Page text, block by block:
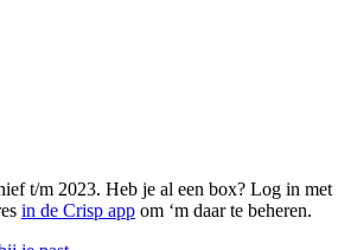
t/m 2023. Heb je al een box? Log in met
in de Crisp app om ‘m daar te beheren.